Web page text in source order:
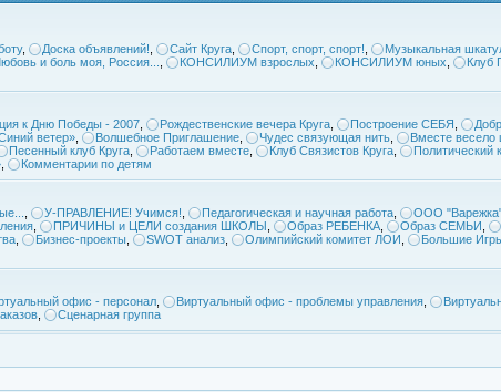
, Доска объявлений! Сайт Круга Спорт, спорт, спорт! Музыкальная
и боль моя, Россия... КОНСИЛИУМ взрослых КОНСИЛИУМ юных Клуб
к Дню Победы - 2007 Рождественские вечера Круга Построение СЕБЯ
ветер» Волшебное Приглашение Чудес связующая нить Вместе весело
Песенный клуб Круга Работаем вместе Клуб Связистов Круга Политический
Комментарии по детям
У-ПРАВЛЕНИЕ! Учимся! Педагогическая и научная работа ООО
ПРИЧИНЫ и ЦЕЛИ создания ШКОЛЫ Образ РЕБЕНКА Образ СЕМЬИ
Бизнес-проекты SWOT анализ Олимпийский комитет ЛОИ Большие
офис - персонал Виртуальный офис - проблемы управления
Сценарная группа